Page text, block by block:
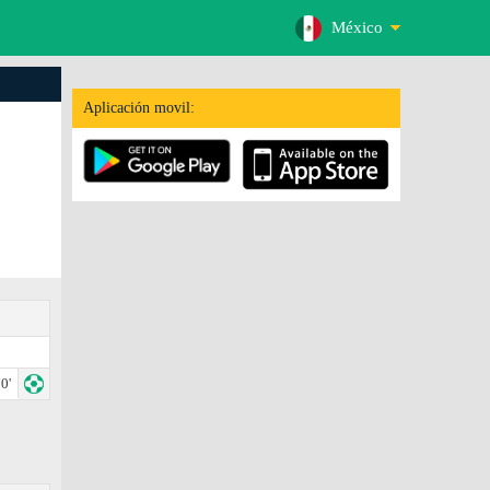
México
Aplicación movil: